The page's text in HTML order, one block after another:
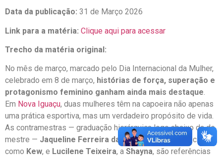
Data da publicação: 31 de Março 2026
Link para a matéria: Clique aqui para acessar
Trecho da matéria original:
No mês de março, marcado pelo Dia Internacional da Mulher,
celebrado em 8 de março, histórias de força, superação e
protagonismo feminino ganham ainda mais destaque.
Em Nova Iguaçu, duas mulheres têm na capoeira não apenas
uma prática esportiva, mas um verdadeiro propósito de vida.
As contramestras — graduação hierárquica logo abaixo da de
mestre — Jaqueline Ferreira da Silva Gaspar,conhecida
como Kew, e Lucilene Teixeira, a Shayna, são referências